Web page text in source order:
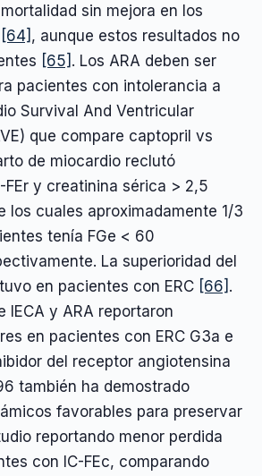
sin mejora en los
[64] , aunque estos resultados no
[65] . Los ARA deben ser
pacientes con intolerancia a
Survival And Ventricular
que compare captopril vs
de miocardio reclutó
FEr y creatinina sérica > 2,5
los cuales aproximadamente 1/3
tenía FGe < 60
La superioridad del
en pacientes con ERC [66] .
IECA y ARA reportaron
en pacientes con ERC G3a e
del receptor angiotensina
también ha demostrado
favorables para preservar
reportando menor perdida
con IC-FEc, comparando